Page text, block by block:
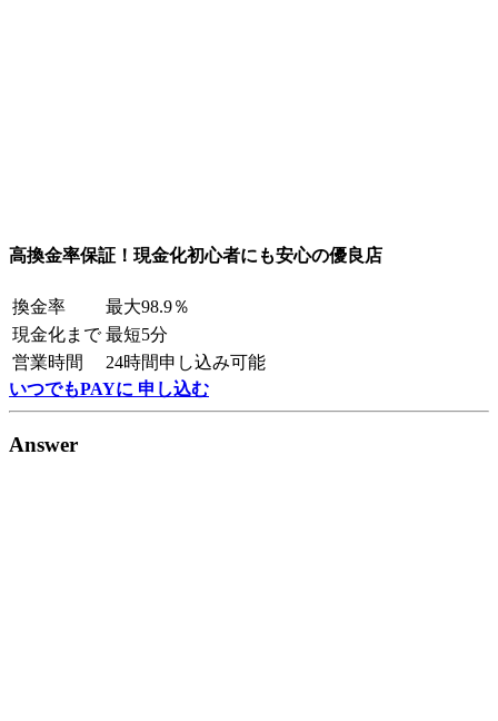
高換金率保証！現金化初心者にも安心の優良店
換金率
最大98.9％
現金化まで 最短5分
営業時間
24時間申し込み可能
いつでもPAYに 申し込む
Answer